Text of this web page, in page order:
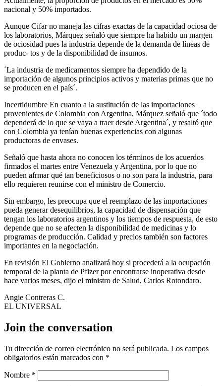
nacional y 50% importados.
Aunque Cifar no maneja las cifras exactas de la capacidad ociosa de
los laboratorios, Márquez señaló que siempre ha habido un margen
de ociosidad pues la industria depende de la demanda de líneas de
produc- tos y de la disponibilidad de insumos.
´La industria de medicamentos siempre ha dependido de la
importación de algunos principios activos y materias primas que no
se producen en el país´.
Incertidumbre En cuanto a la sustitución de las importaciones
provenientes de Colombia con Argentina, Márquez señaló que ´todo
dependerá de lo que se vaya a traer desde Argentina´, y resaltó que
con Colombia ya tenían buenas experiencias con algunas
productoras de envases.
Señaló que hasta ahora no conocen los términos de los acuerdos
firmados el martes entre Venezuela y Argentina, por lo que no
pueden afrmar qué tan beneficiosos o no son para la industria, para
ello requieren reunirse con el ministro de Comercio.
Sin embargo, les preocupa que el reemplazo de las importaciones
pueda generar desequilibrios, la capacidad de dispensación que
tengan los laboratorios argentinos y los tiempos de respuesta, de esto
depende que no se afecten la disponibilidad de medicinas y lo
programas de producción. Calidad y precios también son factores
importantes en la negociación.
En revisión El Gobierno analizará hoy si procederá a la ocupación
temporal de la planta de Pfizer por encontrarse inoperativa desde
hace varios meses, dijo el ministro de Salud, Carlos Rotondaro.
Angie Contreras C.
EL UNIVERSAL
Join the conversation
Tu dirección de correo electrónico no será publicada. Los campos
obligatorios están marcados con *
Nombre *